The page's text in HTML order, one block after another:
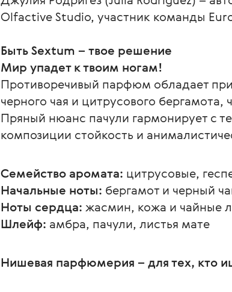
Olfactive Studio, участник команды
Быть Sextum – твое решение
Мир упадет к твоим ногам!
Противоречивый парфюм обладает
черного чая и цитрусового
Пряный нюанс пачули гармонирует с
композиции стойкость и
Семейство аромата: цитрусовые,
Начальные ноты: бергамот и черный
Ноты сердца: жасмин, кожа и чайные
Шлейф: амбра, пачули, листья мате
Нишевая парфюмерия – для тех, кто